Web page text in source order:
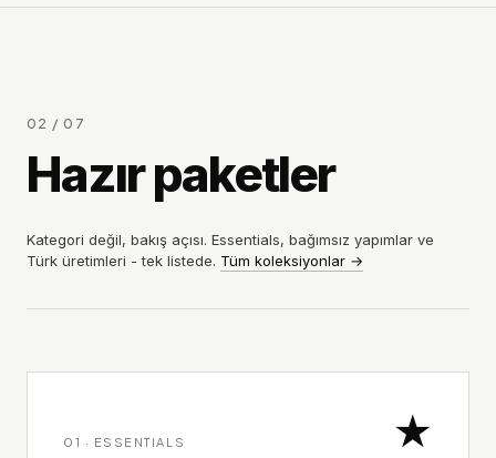
02 / 07
Hazır paketler
Kategori değil, bakış açısı. Essentials, bağımsız yapımlar ve
Türk üretimleri - tek listede. Tüm koleksiyonlar →
01 · ESSENTIALS ★